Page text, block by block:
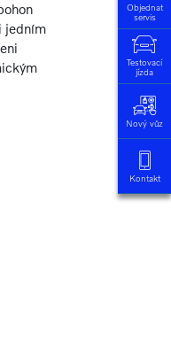
jedním
Objednat
servis
Testovací
jízda
Nový vůz
Kontakt